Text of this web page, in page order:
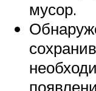
мусор.